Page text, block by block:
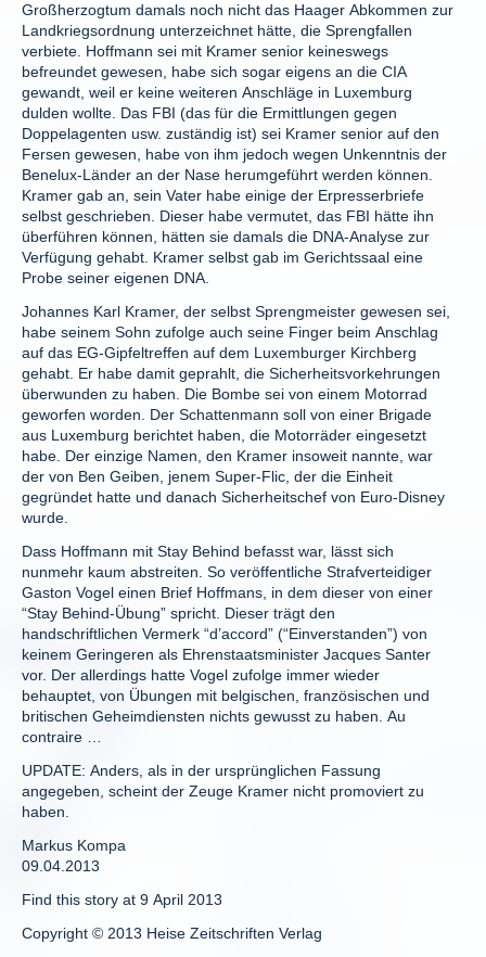
Großherzogtum damals noch nicht das Haager Abkommen zur
Landkriegsordnung unterzeichnet hätte, die Sprengfallen
verbiete. Hoffmann sei mit Kramer senior keineswegs
befreundet gewesen, habe sich sogar eigens an die CIA
gewandt, weil er keine weiteren Anschläge in Luxemburg
dulden wollte. Das FBI (das für die Ermittlungen gegen
Doppelagenten usw. zuständig ist) sei Kramer senior auf den
Fersen gewesen, habe von ihm jedoch wegen Unkenntnis der
Benelux-Länder an der Nase herumgeführt werden können.
Kramer gab an, sein Vater habe einige der Erpresserbriefe
selbst geschrieben. Dieser habe vermutet, das FBI hätte ihn
überführen können, hätten sie damals die DNA-Analyse zur
Verfügung gehabt. Kramer selbst gab im Gerichtssaal eine
Probe seiner eigenen DNA.
Johannes Karl Kramer, der selbst Sprengmeister gewesen sei,
habe seinem Sohn zufolge auch seine Finger beim Anschlag
auf das EG-Gipfeltreffen auf dem Luxemburger Kirchberg
gehabt. Er habe damit geprahlt, die Sicherheitsvorkehrungen
überwunden zu haben. Die Bombe sei von einem Motorrad
geworfen worden. Der Schattenmann soll von einer Brigade
aus Luxemburg berichtet haben, die Motorräder eingesetzt
habe. Der einzige Namen, den Kramer insoweit nannte, war
der von Ben Geiben, jenem Super-Flic, der die Einheit
gegründet hatte und danach Sicherheitschef von Euro-Disney
wurde.
Dass Hoffmann mit Stay Behind befasst war, lässt sich
nunmehr kaum abstreiten. So veröffentliche Strafverteidiger
Gaston Vogel einen Brief Hoffmans, in dem dieser von einer
“Stay Behind-Übung” spricht. Dieser trägt den
handschriftlichen Vermerk “d’accord” (“Einverstanden”) von
keinem Geringeren als Ehrenstaatsminister Jacques Santer
vor. Der allerdings hatte Vogel zufolge immer wieder
behauptet, von Übungen mit belgischen, französischen und
britischen Geheimdiensten nichts gewusst zu haben. Au
contraire …
UPDATE: Anders, als in der ursprünglichen Fassung
angegeben, scheint der Zeuge Kramer nicht promoviert zu
haben.
Markus Kompa
09.04.2013
Find this story at 9 April 2013
Copyright © 2013 Heise Zeitschriften Verlag